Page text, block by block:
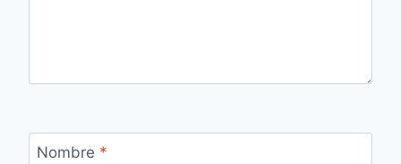
Nombre *